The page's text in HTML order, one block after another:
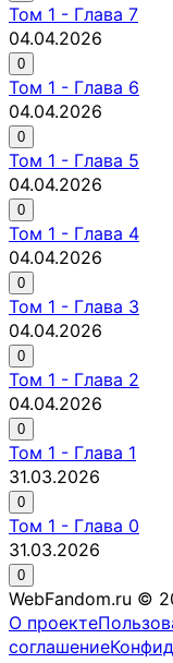
Том 1 - Глава 7
04.04.2026
0
Том 1 - Глава 6
04.04.2026
0
Том 1 - Глава 5
04.04.2026
0
Том 1 - Глава 4
04.04.2026
0
Том 1 - Глава 3
04.04.2026
0
Том 1 - Глава 2
04.04.2026
0
Том 1 - Глава 1
31.03.2026
0
Том 1 - Глава 0
31.03.2026
0
WebFandom.ru ©
О проекте
соглашение